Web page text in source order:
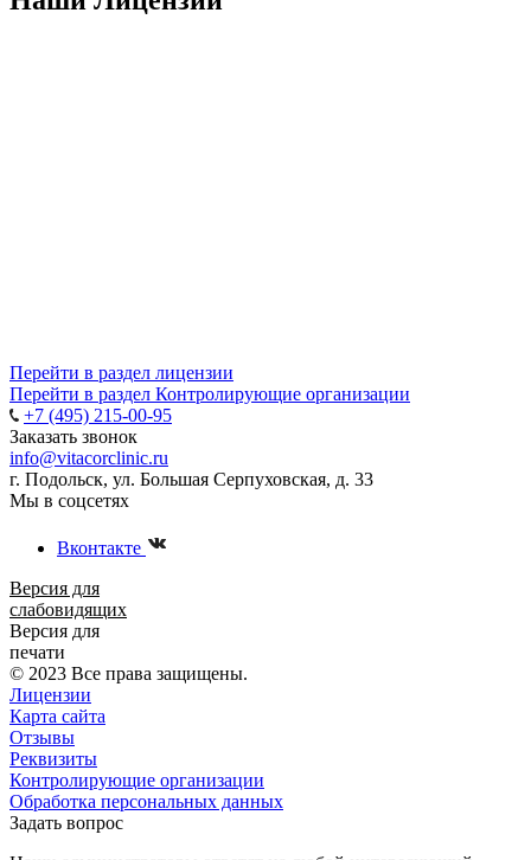
Перейти в раздел лицензии
Перейти в раздел Контролирующие организации
+7 (495) 215-00-95
Заказать звонок
info@vitacorclinic.ru
г. Подольск, ул. Большая Серпуховская, д. 33
Мы в соцсетях
Вконтакте
Версия для
слабовидящих
Версия для
печати
© 2023 Все права защищены.
Лицензии
Карта сайта
Отзывы
Реквизиты
Контролирующие организации
Обработка персональных данных
Задать вопрос